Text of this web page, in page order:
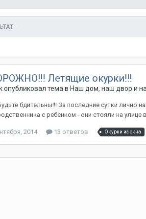
Летящие окурки!!!
опубликовал тема в Наш дом, наш двор и
бдительны!!! За последние сутки лично
с ребенком - они стояли на
2014 13 ответов Окурки из окна